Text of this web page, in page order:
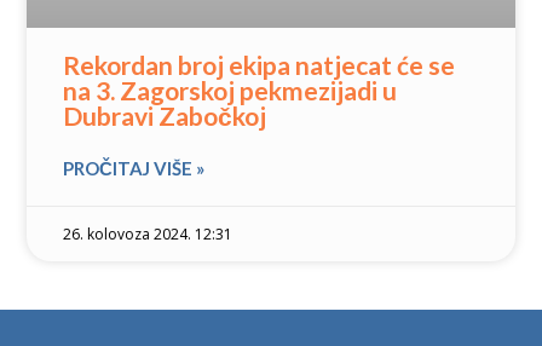
Rekordan broj ekipa natjecat će se
na 3. Zagorskoj pekmezijadi u
Dubravi Zabočkoj
PROČITAJ VIŠE »
26. kolovoza 2024. 12:31